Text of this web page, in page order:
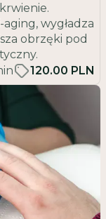
wygładza
obrzęki pod
120.00 PLN